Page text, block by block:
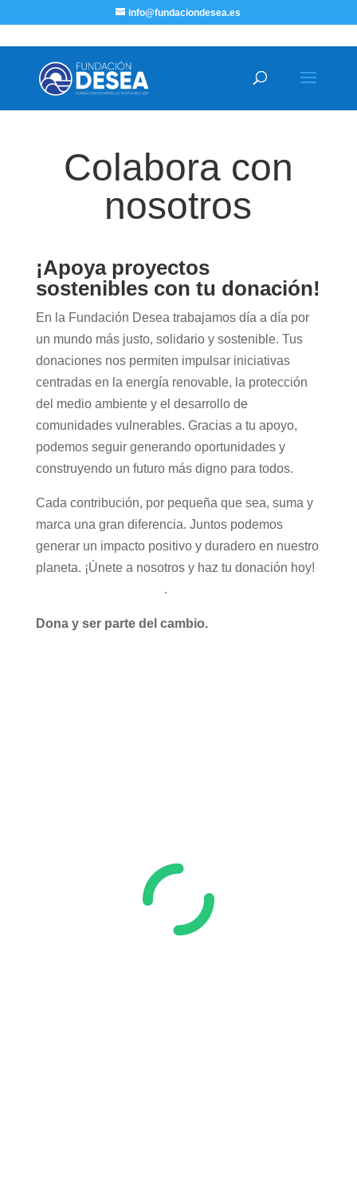
info@fundaciondesea.es
Colabora con
nosotros
¡Apoya proyectos
sostenibles con tu donación!
En la Fundación Desea trabajamos día a día por
un mundo más justo, solidario y sostenible. Tus
donaciones nos permiten impulsar iniciativas
centradas en la energía renovable, la protección
del medio ambiente y el desarrollo de
comunidades vulnerables. Gracias a tu apoyo,
podemos seguir generando oportunidades y
construyendo un futuro más digno para todos.
Cada contribución, por pequeña que sea, suma y
marca una gran diferencia. Juntos podemos
generar un impacto positivo y duradero en nuestro
planeta. ¡Únete a nosotros y haz tu donación hoy!
.
Dona y ser parte del cambio.